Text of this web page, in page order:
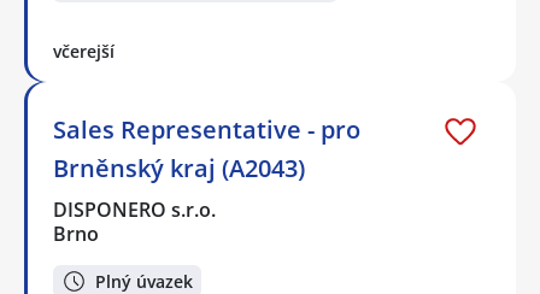
včerejší
Sales Representative - pro
Brněnský kraj (A2043)
DISPONERO s.r.o.
Brno
Plný úvazek